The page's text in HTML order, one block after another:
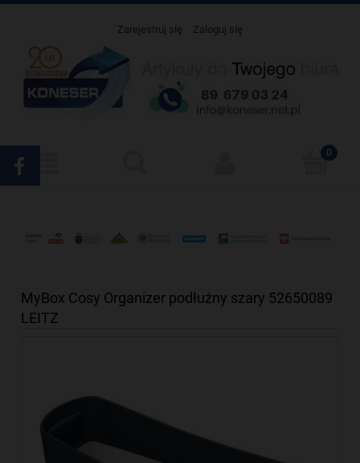
Zarejestruj się Zaloguj się
MyBox Cosy Organizer podłużny szary 52650089
LEITZ